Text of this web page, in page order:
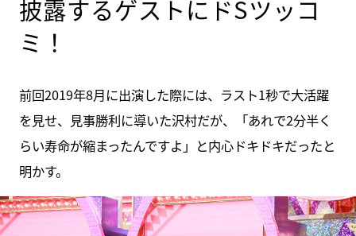
披露するゲストにドSツッコ
ミ！
前回2019年8月に出演した際には、ラスト1秒で大活躍
を見せ、見事勝利に導いた沢村だが、「あれで2分半く
らい寿命が縮まったんですよ」と内心ドキドキだったと
明かす。